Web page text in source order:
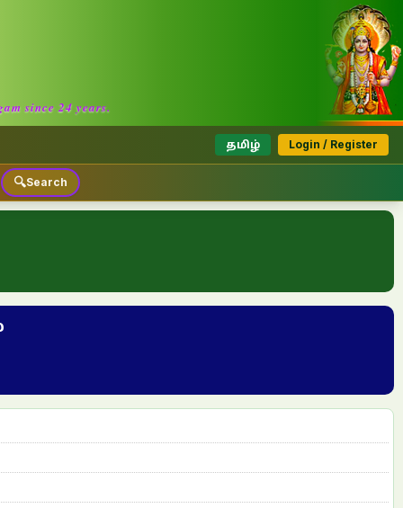
since 24 years.
தமிழ் Login / Register
🔍Search